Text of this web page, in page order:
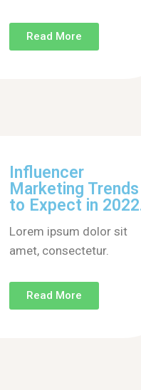
Read More
Influencer
Marketing Trends
to Expect in
Lorem ipsum dolor sit
amet, consectetur.
Read More